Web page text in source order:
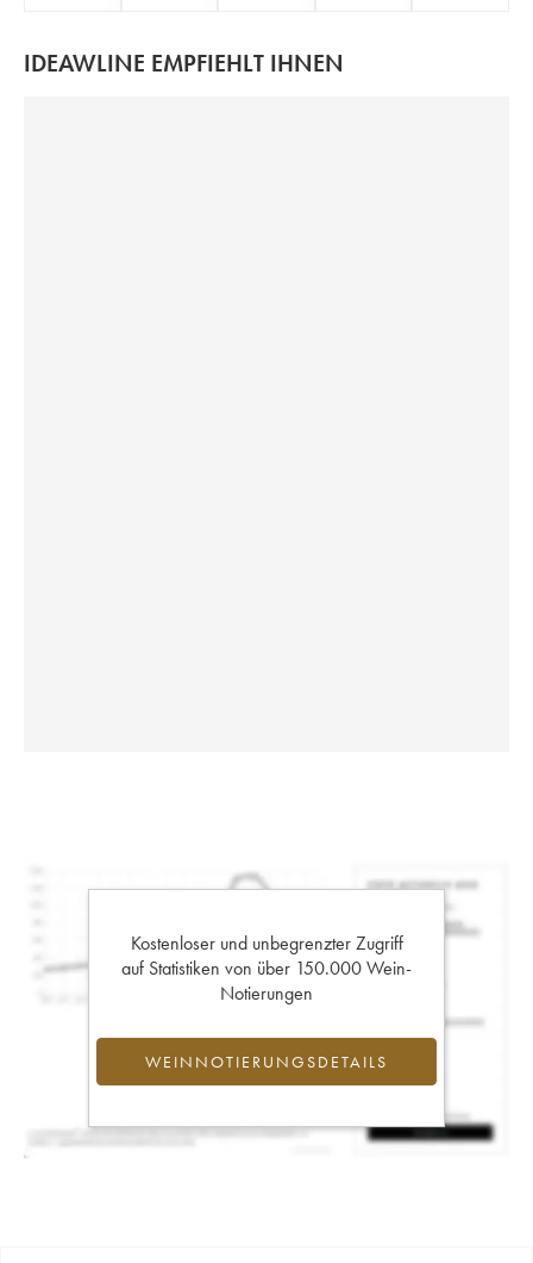
IDEAWLINE EMPFIEHLT IHNEN
Kostenloser und unbegrenzter Zugriff
auf Statistiken von über 150.000 Wein-
Notierungen
WEINNOTIERUNGSDETAILS